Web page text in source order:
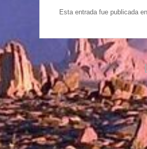
Esta entrada fue publicada en